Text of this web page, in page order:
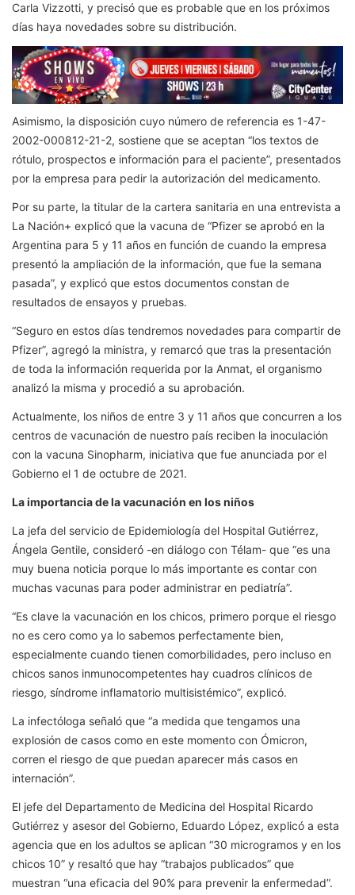
Carla Vizzotti, y precisó que es probable que en los próximos
días haya novedades sobre su distribución.
Asimismo, la disposición cuyo número de referencia es 1-47-
2002-000812-21-2, sostiene que se aceptan “los textos de
rótulo, prospectos e información para el paciente”, presentados
por la empresa para pedir la autorización del medicamento.
Por su parte, la titular de la cartera sanitaria en una entrevista a
La Nación+ explicó que la vacuna de “Pfizer se aprobó en la
Argentina para 5 y 11 años en función de cuando la empresa
presentó la ampliación de la información, que fue la semana
pasada”, y explicó que estos documentos constan de
resultados de ensayos y pruebas.
“Seguro en estos días tendremos novedades para compartir de
Pfizer”, agregó la ministra, y remarcó que tras la presentación
de toda la información requerida por la Anmat, el organismo
analizó la misma y procedió a su aprobación.
Actualmente, los niños de entre 3 y 11 años que concurren a los
centros de vacunación de nuestro país reciben la inoculación
con la vacuna Sinopharm, iniciativa que fue anunciada por el
Gobierno el 1 de octubre de 2021.
La importancia de la vacunación en los niños
La jefa del servicio de Epidemiología del Hospital Gutiérrez,
Ángela Gentile, consideró -en diálogo con Télam- que “es una
muy buena noticia porque lo más importante es contar con
muchas vacunas para poder administrar en pediatría”.
“Es clave la vacunación en los chicos, primero porque el riesgo
no es cero como ya lo sabemos perfectamente bien,
especialmente cuando tienen comorbilidades, pero incluso en
chicos sanos inmunocompetentes hay cuadros clínicos de
riesgo, síndrome inflamatorio multisistémico”, explicó.
La infectóloga señaló que “a medida que tengamos una
explosión de casos como en este momento con Ómicron,
corren el riesgo de que puedan aparecer más casos en
internación”.
El jefe del Departamento de Medicina del Hospital Ricardo
Gutiérrez y asesor del Gobierno, Eduardo López, explicó a esta
agencia que en los adultos se aplican “30 microgramos y en los
chicos 10” y resaltó que hay “trabajos publicados” que
muestran “una eficacia del 90% para prevenir la enfermedad”.